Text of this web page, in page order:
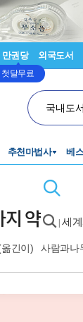
만권당
첫달무료
외국도서
국내도
추천마법사 베
지 약 세
옮긴이) 사람과나